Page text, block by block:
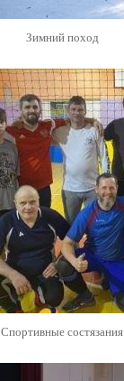
Зимний поход
Спортивные состязания